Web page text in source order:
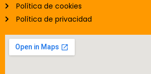
Política de cookies
Política de privacidad